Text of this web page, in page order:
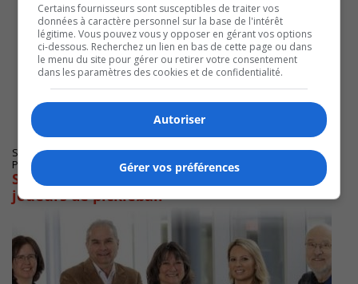
STE-JULIE
Publié le 1 août 2025 à 15h13
Sainte-Julie augmente son offre pour les
joueurs de pickleball
Certains fournisseurs sont susceptibles de traiter vos
données à caractère personnel sur la base de l'intérêt
légitime. Vous pouvez vous y opposer en gérant vos options
ci-dessous. Recherchez un lien en bas de cette page ou dans
le menu du site pour gérer ou retirer votre consentement
dans les paramètres des cookies et de confidentialité.
Autoriser
Gérer vos préférences